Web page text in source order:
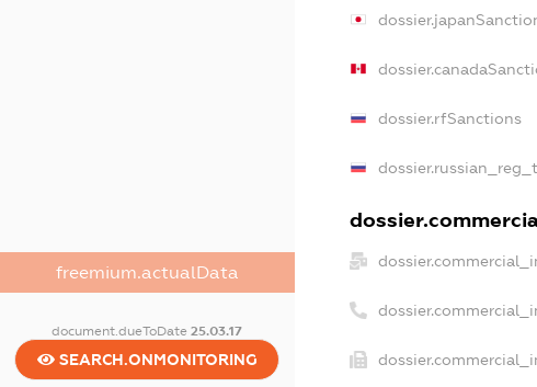
freemium.actualData
document.dueToDate25.03.17
SEARCH.ONMONITORING
dossier.rfSanctions